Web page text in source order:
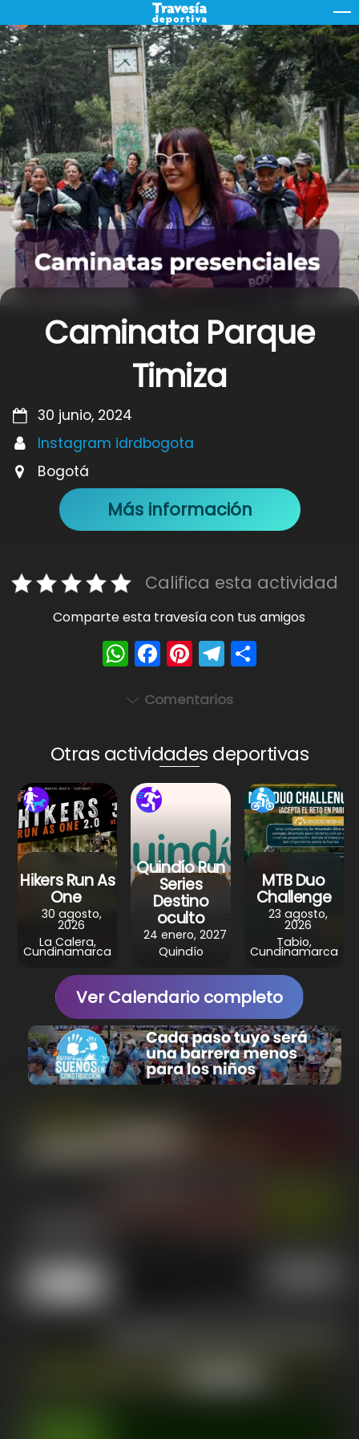
to
content
Caminata Parque
Timiza
30 junio, 2024
Instagram idrdbogota
Bogotá
Más información
Califica esta actividad
Comparte esta travesía con tus amigos
W
h
a
A
p
p
F
a
c
b
o
o
k
Pi
nt
er
st
T
el
e
a
m
Comentarios
Otras actividades deportivas
Hikers Run As
One
30 agosto,
2026
La Calera,
Cundinamarca
Quindío Run
Series
Destino
oculto
24 enero, 2027
Quindío
MTB Duo
Challenge
23 agosto,
2026
Tabio,
Cundinamarca
Ver Calendario completo